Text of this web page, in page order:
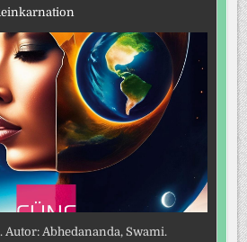
Autor: Abhedananda, Swami.